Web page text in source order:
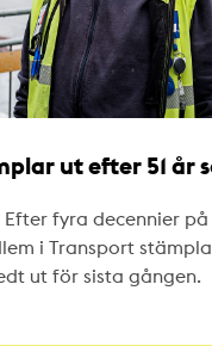
ut efter 51 år
Efter fyra decennier
i Transport
ut för sista gången.